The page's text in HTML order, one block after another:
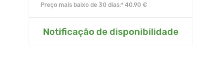
Preço mais baixo de 30 dias:* 40.90 €
Notificação de disponibilidade